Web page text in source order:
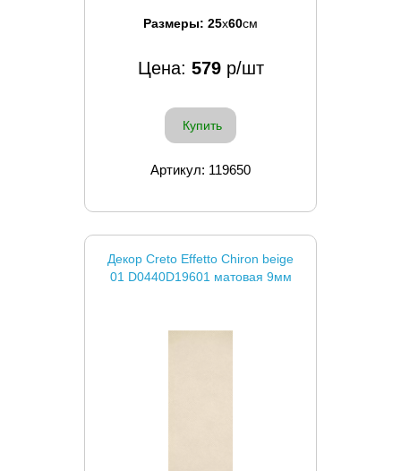
Размеры: 25x60см
Цена: 579р/шт
Купить
Артикул: 119650
Декор Creto Effetto Chiron beige
01 D0440D19601 матовая 9мм